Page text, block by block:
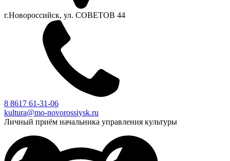
г.Новороссийск, ул. СОВЕТОВ 44
8 8617 61-31-06
kultura@mo-novorossiysk.ru
Личный приём начальника управления культуры